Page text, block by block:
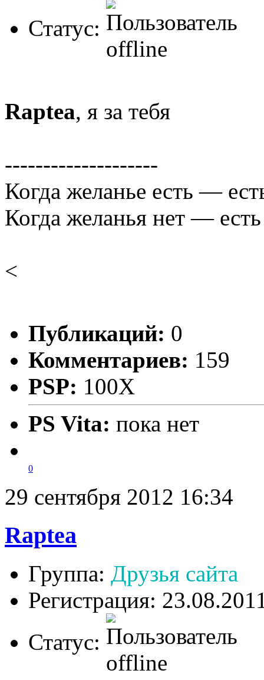
Статус:
Raptea, я за тебя
--------------------
Когда желанье есть —
Когда желанья нет —
<
Публикаций: 0
Комментариев: 159
PSP: 100X
PS Vita: пока нет
0
29 сентября 2012 16:34
Raptea
Группа: Друзья сайта
Регистрация:
Статус: